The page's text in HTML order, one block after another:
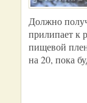
Должно
прилипает к
пищевой
на 20, пока